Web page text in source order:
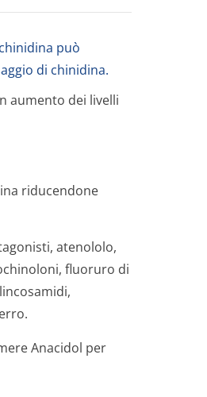
può
di chinidina.
aumento dei livelli
riducendone
atenololo,
fluoruro di
Anacidol per